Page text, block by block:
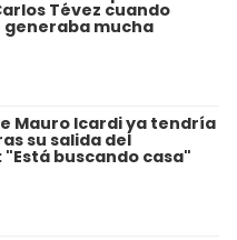
Tévez cuando
generaba mucha
Mauro Icardi ya tendría
su salida del
buscando casa"